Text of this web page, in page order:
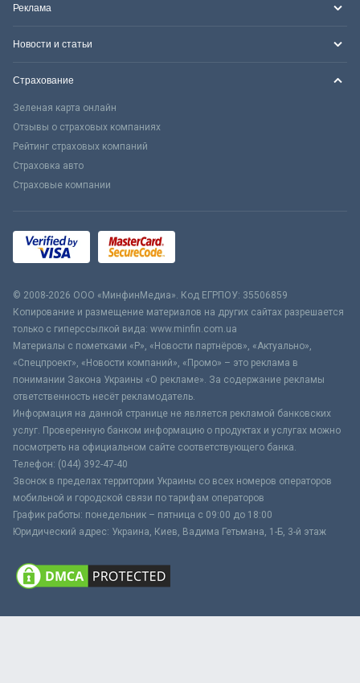
Реклама
Новости и статьи
Страхование
Зеленая карта онлайн
Отзывы о страховых компаниях
Рейтинг страховых компаний
Страховка авто
Страховые компании
© 2008-2026 ООО «МинфинМедиа». Код ЕГРПОУ: 35506859
Копирование и размещение материалов на других сайтах разрешается
только с гиперссылкой вида: www.minfin.com.ua
Материалы с пометками «Р», «Новости партнёров», «Актуально»,
«Спецпроект», «Новости компаний», «Промо» – это реклама в
понимании Закона Украины «О рекламе». За содержание рекламы
ответственность несёт рекламодатель.
Информация на данной странице не является рекламой банковских
услуг. Проверенную банком информацию о продуктах и услугах можно
посмотреть на официальном сайте соответствующего банка.
Телефон: (044) 392-47-40
Звонок в пределах территории Украины со всех номеров операторов
мобильной и городской связи по тарифам операторов
График работы: понедельник – пятница с 09:00 до 18:00
Юридический адрес: Украина, Киев, Вадима Гетьмана, 1-Б, 3-й этаж